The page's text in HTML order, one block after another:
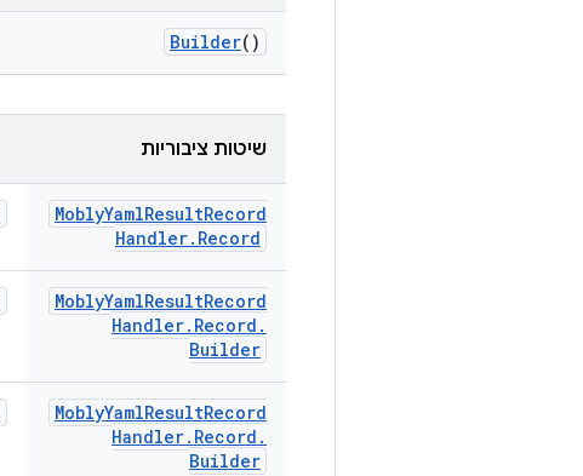
Builder()
שיטות ציבוריות
MoblyYamlResultRecord
Handler. Record
MoblyYamlResultRecord
Handler. Record .
Builder
MoblyYamlResultRecord
Handler. Record .
Builder